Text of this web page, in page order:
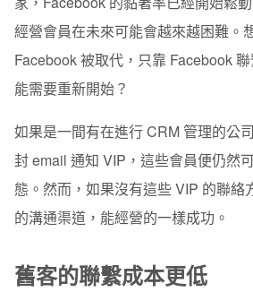
經營會員在未來可能會越來越困難。
Facebook 被取代，只靠 Facebook
能需要重新開始？
如果是一間有在進行 CRM 管理的公
封 email 通知 VIP，這些會員便仍然
態。然而，如果沒有這些 VIP 的聯絡
的溝通渠道，能經營的一樣成功。
舊客的聯繫成本更低